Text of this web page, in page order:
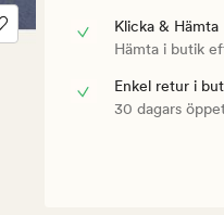
Klicka & Hämta
Hämta i butik
Enkel retur i
30 dagars